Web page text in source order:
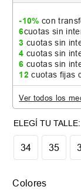
-10% con
6cuotas sin
3 cuotas sin
4 cuotas sin
6 cuotas sin
12 cuotas fijas
Ver todos los
34 35
Colores